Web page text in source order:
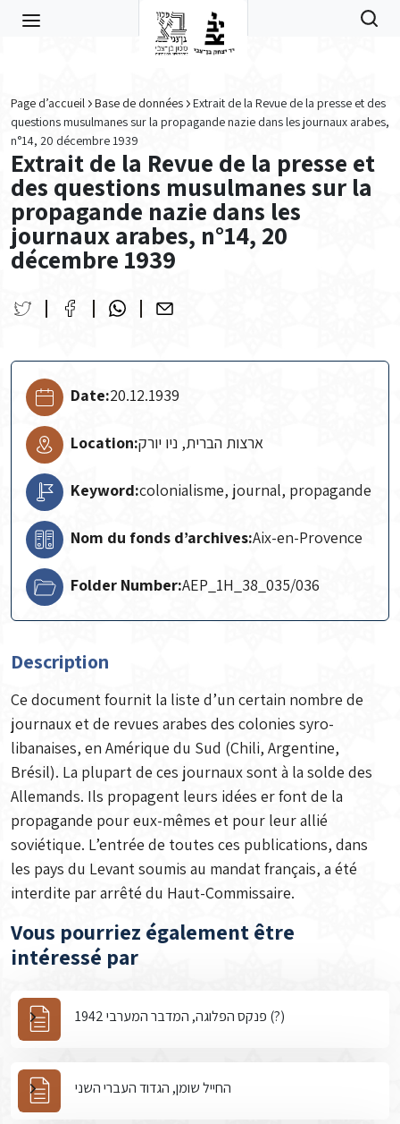
Page d’accueil Base de données
Extrait de la Revue de la presse et des
questions musulmanes sur la propagande nazie dans les journaux arabes,
n°14, 20 décembre 1939
Extrait de la Revue de la presse et
des questions musulmanes sur la
propagande nazie dans les
journaux arabes, n°14, 20
décembre 1939
Date:20.12.1939
Location:ארצות הברית, ניו יורק
Keyword:colonialisme, journal, propagande
Nom du fonds d’archives:Aix-en-Provence
Folder Number:AEP_1H_38_035/036
Description
Ce document fournit la liste d’un certain nombre de
journaux et de revues arabes des colonies syro-
libanaises, en Amérique du Sud (Chili, Argentine,
Brésil). La plupart de ces journaux sont à la solde des
Allemands. Ils propagent leurs idées er font de la
propagande pour eux-mêmes et pour leur allié
soviétique. L’entrée de toutes ces publications, dans
les pays du Levant soumis au mandat français, a été
interdite par arrêté du Haut-Commissaire.
Vous pourriez également être
intéressé par
פנקס הפלוגה, המדבר המערבי 1942 (?)
החייל שומן, הגדוד העברי השני